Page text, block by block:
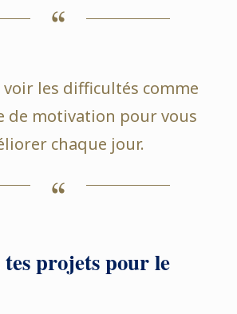
voir les difficultés comme
de motivation pour vous
chaque jour.
tes projets pour le